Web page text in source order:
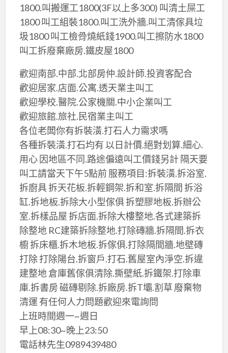
1800.叫搬運工1800(3F以上多300) 叫清土屎工
1800 叫工組裝1800.叫工洗外牆.叫工清傢具垃
圾1800 叫工檢骨燒紙錢1900.叫工擦防水1800
叫工拆廢棄廠房.鐵皮屋1800
歡迎南部.中部.北部房仲.設計師.投資客配合
歡迎居家.店面.公寓.透天業主叫工
歡迎學校.醫院.公家機關.中小企業叫工
歡迎旅館.旅社.民宿業主叫工
各位老闆你有拆裝潢.打石人力需求嗎
各種拆裝潢.打石均有 以日計價.絕對划算.細心.
用心 因地區不同.路途偏遠叫工價錢另計 隔天要
叫工請當天下午5點前 服務項目:拆裝潢.拆浴室.
拆廚具 拆天花板.拆輕鋼架.拆和室.拆隔間 拆浴
缸.拆地板.拆除大小型傢俱 拆塑膠地板.拆辦公
室.拆樣品屋 拆店面.拆除大樓整地.各式建築拆
除整地 RC建築拆除整地.打除磚牆.拆隔間.拆衣
櫥 拆床櫃.拆木地板.拆傢俱.打除隔間牆.地壁磚
打除 打除陽台.拆窗戶.打石.舊屋室內淨空.拆違
建整地 倉庫舊傢俱清除.撕壁紙.拆鐵架.打除車
庫.拆書房 磁磚剔除.拆廠房.拆T壩.割草 廢棄物
清運 有任何人力問題歡迎來電詢問
上班時間週一~週日
早上08:30~晚上23:50
電話林先生0989439480